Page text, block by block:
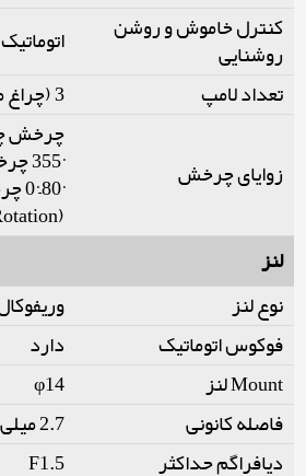
کنترل خاموش و روشن
روشنایی
تعداد لامپ
3 (چراغ مادون قرمز)
زوایای چرخش
(Rotation): 0°–355°
لنز
نوع لنز
فوکوس اتوماتیک
دارد
Mount لنز
φ14
فاصله کانونی
2.7 میلی متر–13.5 میلی متر
دیافراگم حداکثر
F1.5